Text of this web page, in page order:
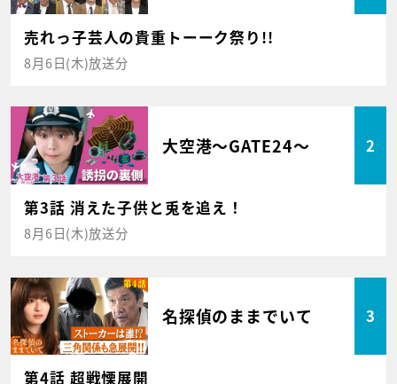
売れっ子芸人の貴重トーーク祭り!!
8月6日(木)放送分
大空港～GATE24～ 2
第3話 消えた子供と兎を追え！
8月6日(木)放送分
名探偵のままでいて 3
第4話 超戦慄展開